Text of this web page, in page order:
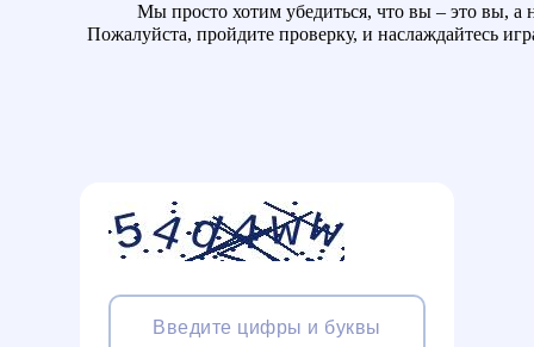
Мы просто хотим убедиться, что вы – это вы, а
Пожалуйста, пройдите проверку, и наслаждайтесь